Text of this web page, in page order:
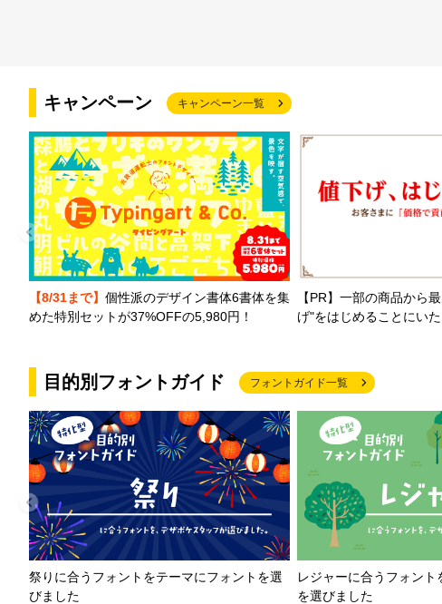
キャンペーン キャンペーン一覧
【8/31まで】 個性派のデザイン書体6書体を集
めた特別セットが37%OFFの5,980円！
【PR】一部の商品から
げ"をはじめることにいた
目的別フォントガイド フォントガイド一覧
祭りに合うフォントをテーマにフォントを選
びました
レジャーに合うフォント
を選びました